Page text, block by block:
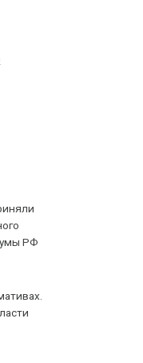
РФ